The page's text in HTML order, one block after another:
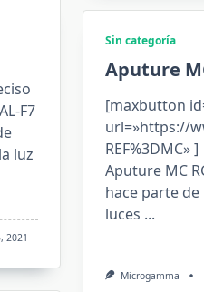
F7
luz
2021
Sin categoría
Aputure
[maxbutton
url=»https://
REF%3DMC»
Aputure MC
hace parte de
luces ...
Microgamma